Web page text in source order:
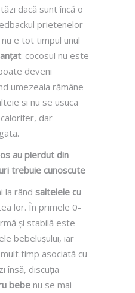
dacă sunt încă o
prietenelor
e tot timpul unul
: cocosul nu este
deveni
umezeala rămâne
si nu se usuca
dar
au pierdut din
trebuie cunoscute
la rând saltelele cu
lor. În primele 0-
și stabilă este
bebelușului, iar
timp asociată cu
însă, discuția
bebe nu se mai